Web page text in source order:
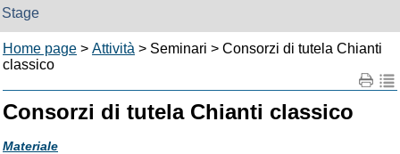
Stage
Home page > Attività > Seminari > Consorzi di tutela Chianti
classico
Consorzi di tutela Chianti classico
Materiale